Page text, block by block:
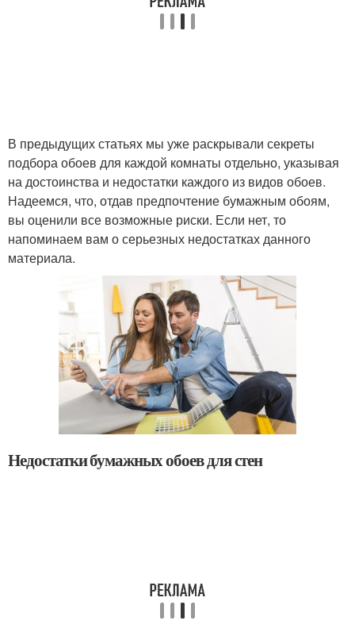
В предыдущих статьях мы уже раскрывали секреты
подбора обоев для каждой комнаты отдельно, указывая
на достоинства и недостатки каждого из видов обоев.
Надеемся, что, отдав предпочтение бумажным обоям,
вы оценили все возможные риски. Если нет, то
напоминаем вам о серьезных недостатках данного
материала.
Недостатки бумажных обоев для стен